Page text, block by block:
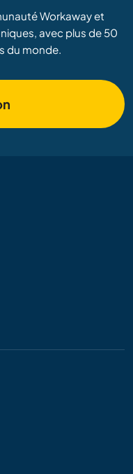
Workaway et
avec plus de 50
du monde.